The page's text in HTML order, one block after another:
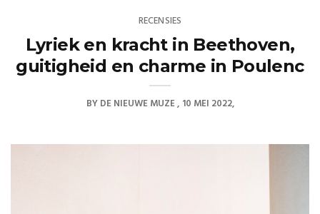
RECENSIES
Lyriek en kracht in Beethoven,
guitigheid en charme in Poulenc
BYDE NIEUWE MUZE 10 MEI 2022